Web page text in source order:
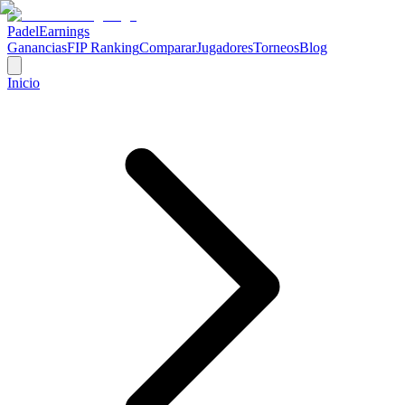
PadelEarnings
GananciasFIP RankingCompararJugadoresTorneosBlog
Inicio